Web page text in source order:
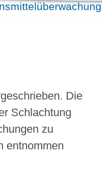
Die
Schlachtung
zu
entnommen